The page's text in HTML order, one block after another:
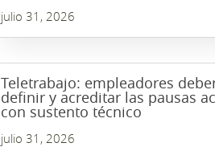
julio 31, 2026
Teletrabajo: empleadores
definir y acreditar las pausas
con sustento técnico
julio 31, 2026